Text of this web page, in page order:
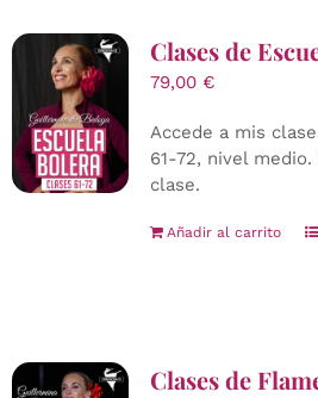
Clases de
79,00 €
Accede a mis
61-72, nivel
clase.
Añadir al carrito
Clases de